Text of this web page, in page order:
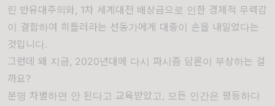
린 반유대주의와, 1차 세계대전 배상금으로 인한 경제적 무력감
이 결합하여 히틀러라는 선동가에게 대중이 손을 내밀었다는
것입니다.
그런데 왜 지금, 2020년대에 다시 파시즘 담론이 부상하는 걸
까요?
분명 차별하면 안 된다고 교육받았고, 모든 인간은 평등하다